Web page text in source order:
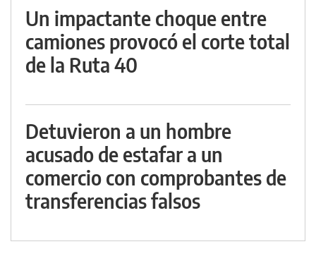
Un impactante choque entre
camiones provocó el corte total
de la Ruta 40
Detuvieron a un hombre
acusado de estafar a un
comercio con comprobantes de
transferencias falsos